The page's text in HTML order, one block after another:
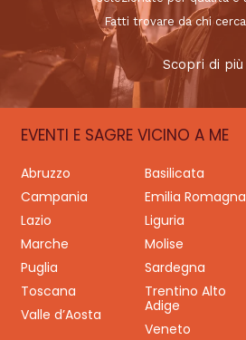
Fatti trovare da chi
Scopri di più
EVENTI E SAGRE VICINO A ME
Abruzzo Basilicata
Campania
Emilia Romagna
Lazio
Liguria
Marche
Molise
Puglia
Sardegna
Toscana
Trentino Alto
Adige
Valle d’Aosta
Veneto